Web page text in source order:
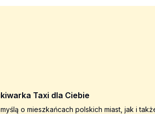
Taxi dla Ciebie
o mieszkańcach polskich miast, jak i